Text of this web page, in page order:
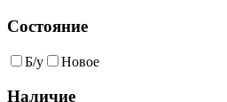
Состояние
Б/у Новое
Наличие